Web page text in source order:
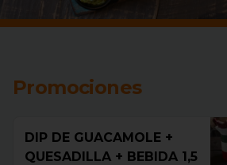
Promociones
DIP DE GUACAMOLE +
QUESADILLA + BEBIDA 1,5